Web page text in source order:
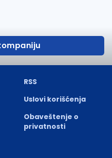
RSS
Uslovi korišćenja
Obaveštenje o
privatnosti